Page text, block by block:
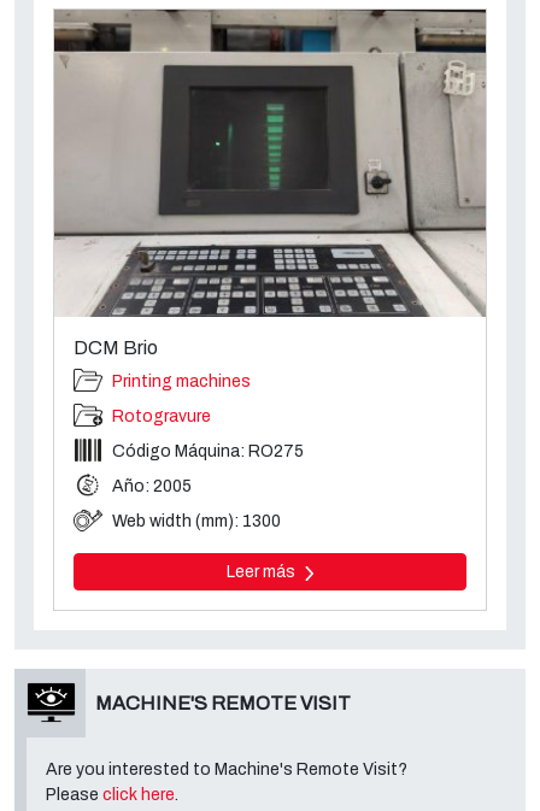
DCM Brio
Printing machines
Rotogravure
Código Máquina: RO275
Año: 2005
Web width (mm): 1300
Leer más
MACHINE'S REMOTE VISIT
Are you interested to Machine's Remote Visit?
Please click here.